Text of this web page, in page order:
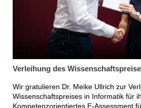
Verleihung des
Wir gratulieren Dr. Meike Ullrich zur
Wissenschaftspreises in Informatik für
Kompetenzorientiertes E-Assessment